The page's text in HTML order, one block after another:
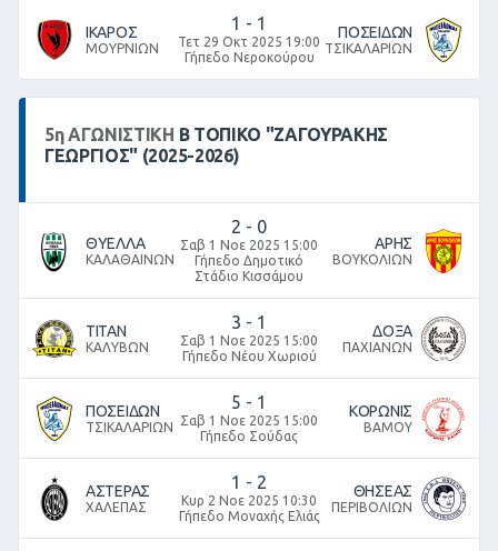
ΙΚΑΡΟΣ
ΜΟΥΡΝΙΩΝ
1 - 1
Τετ 29 Οκτ 2025 19:00
Γήπεδο Νεροκούρου
ΠΟΣΕΙΔΩΝ
ΤΣΙΚΑΛΑΡΙΩΝ
5ηΑΓΩΝΙΣΤΙΚΉ Β ΤΟΠΙΚΌ "ΖΑΓΟΥΡΑΚΗΣ
ΓΕΩΡΓΙΟΣ" (2025-2026)
ΘΥΕΛΛΑ
ΚΑΛΑΘΑΙΝΩΝ
2 - 0
Σαβ 1 Νοε 2025 15:00
Γήπεδο Δημοτικό
Στάδιο Κισσάμου
ΑΡΗΣ
ΒΟΥΚΟΛΙΩΝ
ΤΙΤΑΝ
ΚΑΛΥΒΩΝ
3 - 1
Σαβ 1 Νοε 2025 15:00
Γήπεδο Νέου Χωριού
ΔΟΞΑ
ΠΑΧΙΑΝΩΝ
ΠΟΣΕΙΔΩΝ
ΤΣΙΚΑΛΑΡΙΩΝ
5 - 1
Σαβ 1 Νοε 2025 15:00
Γήπεδο Σούδας
ΚΟΡΩΝΙΣ
ΒΑΜΟΥ
ΑΣΤΕΡΑΣ
ΧΑΛΕΠΑΣ
1 - 2
Κυρ 2 Νοε 2025 10:30
Γήπεδο Μοναχής Ελιάς
ΘΗΣΕΑΣ
ΠΕΡΙΒΟΛΙΩΝ